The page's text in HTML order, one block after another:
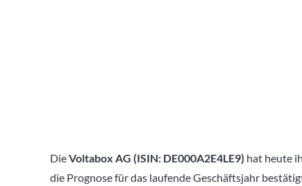
DieVoltabox AG (ISIN: DE000A2E4LE9) hat heute
die Prognose für das laufende Geschäftsjahr